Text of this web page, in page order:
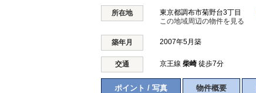
所在地 東京都調布市菊野台3丁目
この地域周辺の物件を見る
築年月 2007年5月築
交通 京王線 柴崎 徒歩7分
ポイント / 写真 物件概要